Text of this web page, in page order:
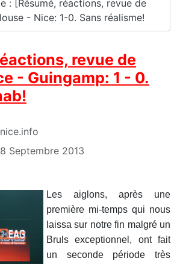
: [Résumé, réactions, revue de
- Nice: 1-0. Sans réalisme!
revue de
- Guingamp: 1 - 0.
Septembre 2013
Les aiglons, après une
première mi-temps qui nous
laissa sur notre fin malgré un
Bruls exceptionnel, ont fait
un seconde période très